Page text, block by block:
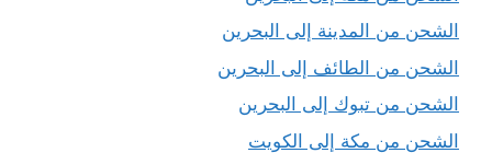
الشحن من المدينة إلى البحرين
الشحن من الطائف إلى البحرين
الشحن من تبوك إلى البحرين
الشحن من مكة إلى الكويت